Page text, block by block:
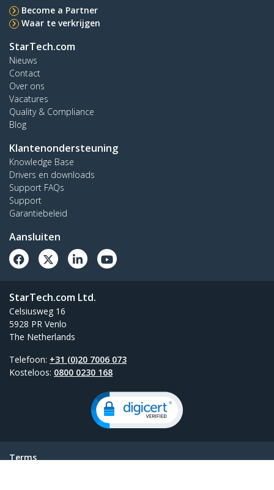
Become a Partner
Waar te verkrijgen
StarTech.com
Nieuws
Contact
Over ons
Vacatures
Quality & Compliance
Blog
Klantenondersteuning
Knowledge Base
Drivers en downloads
Support FAQs
Support
Garantiebeleid
Aansluiten
StarTech.com Ltd.
Celsiusweg 16
5928 PR Venlo
The Netherlands
Telefoon: +31 (0)20 7006 073
Kosteloos: 0800 0230 168
Terms